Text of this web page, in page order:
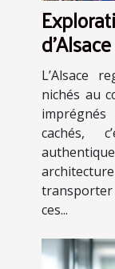
cachés
L’Alsace
nichés au
cachés,
transporter
ces...